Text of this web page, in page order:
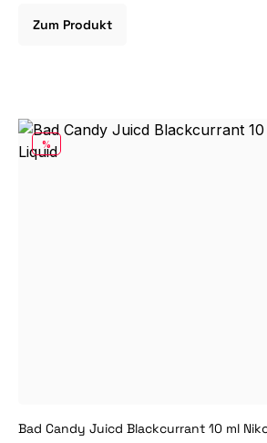
Zum Produkt
RABATT
%
Bad Candy Juicd Blackcurrant 10 ml